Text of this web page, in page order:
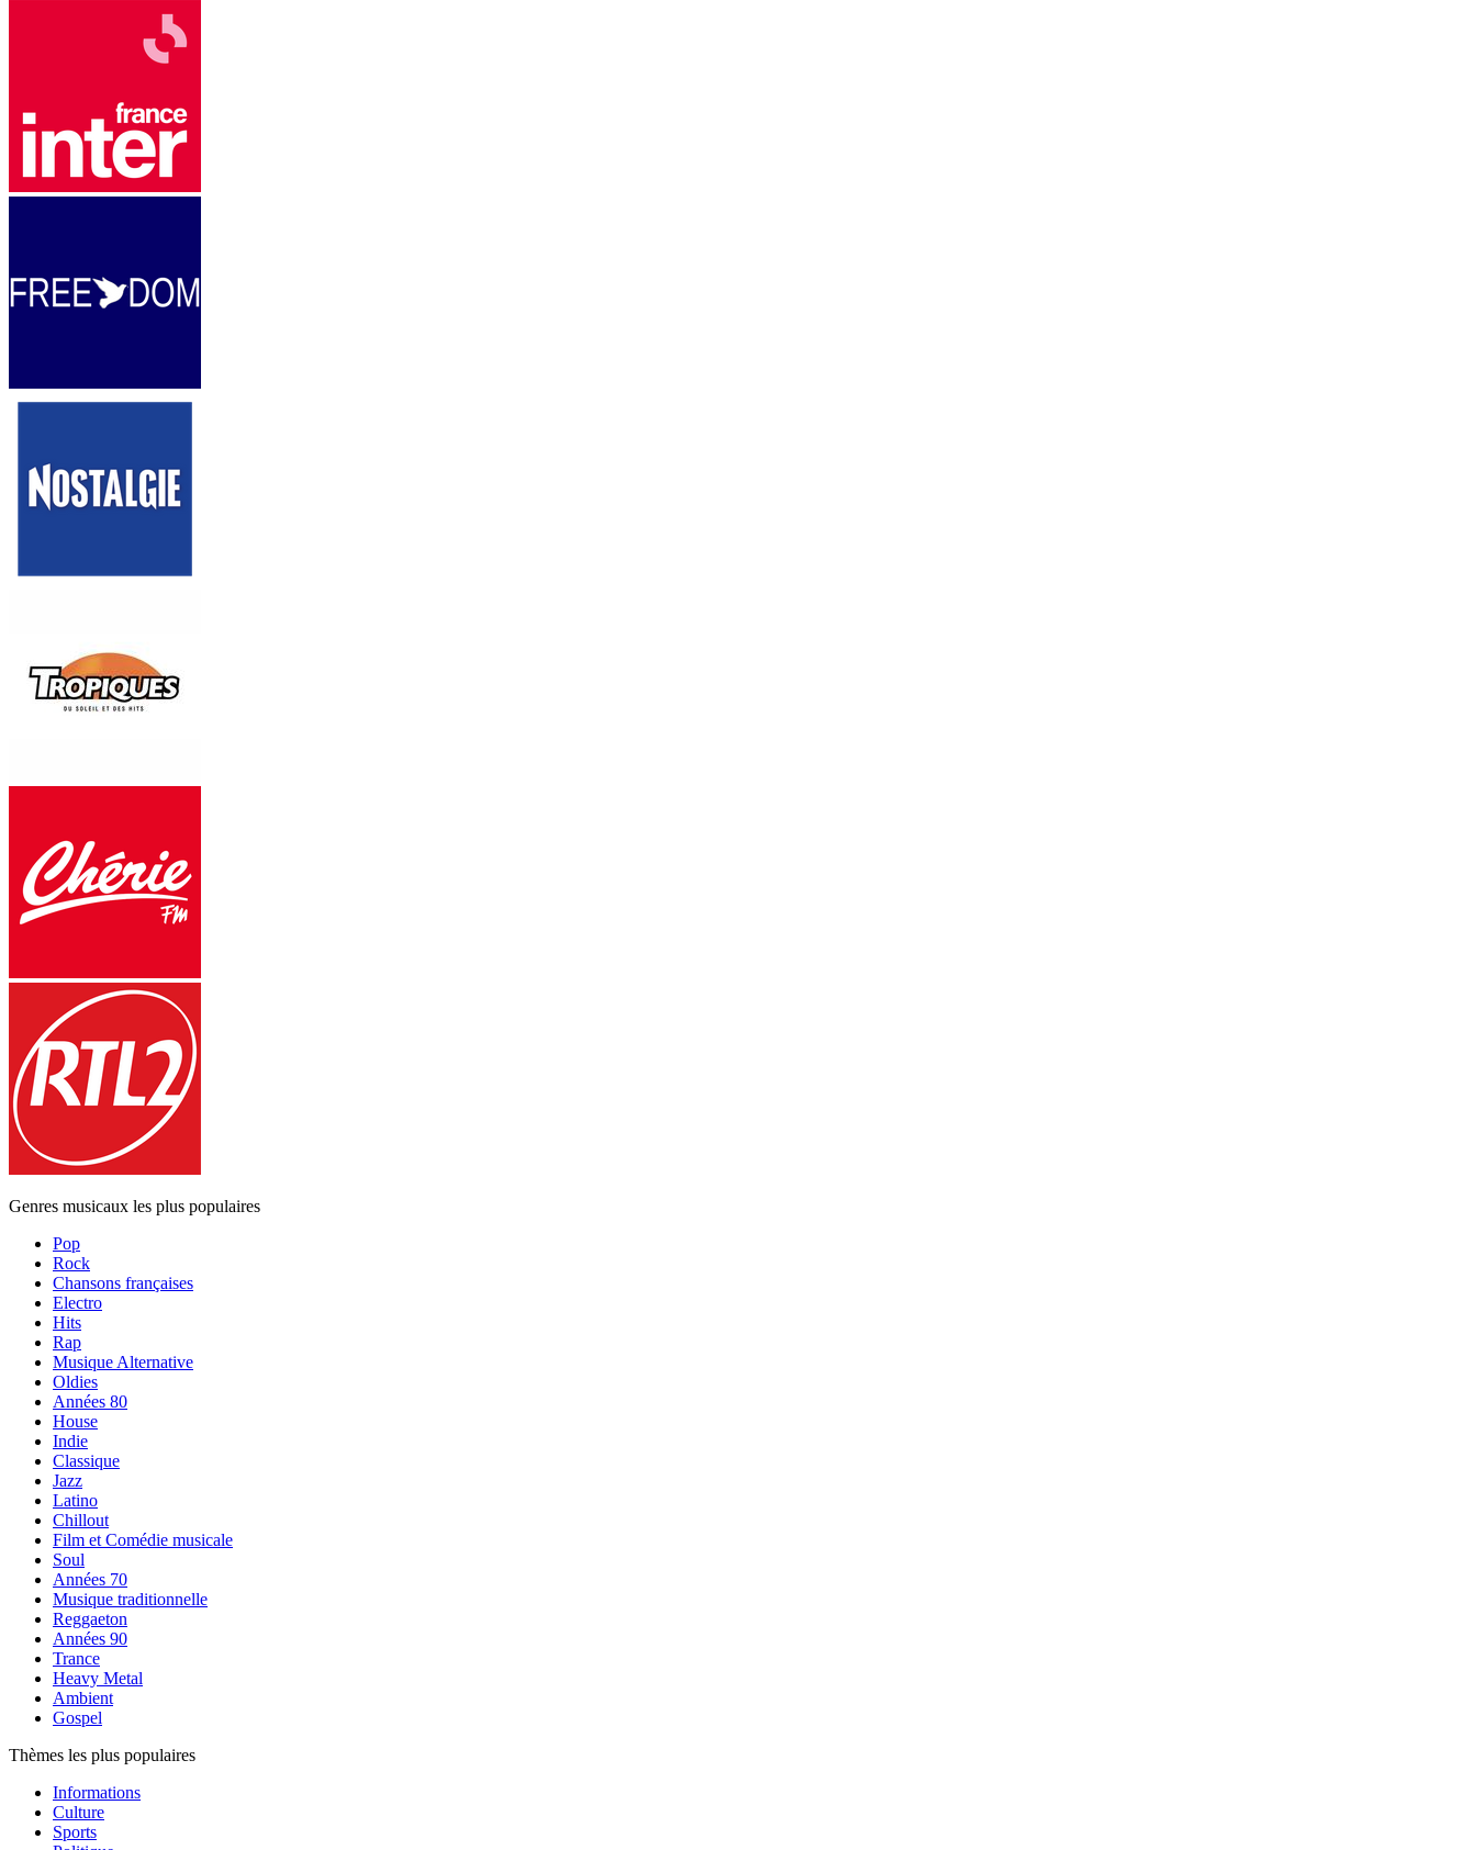
Genres musicaux les plus populaires
Pop
Rock
Chansons françaises
Electro
Hits
Rap
Musique Alternative
Oldies
Années 80
House
Indie
Classique
Jazz
Latino
Chillout
Film et Comédie musicale
Soul
Années 70
Musique traditionnelle
Reggaeton
Années 90
Trance
Heavy Metal
Ambient
Gospel
Thèmes les plus populaires
Informations
Culture
Sports